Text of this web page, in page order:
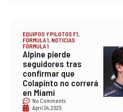
EQUIPOS Y PILOTOS F1,
FORMULA 1, NOTICIAS
FÓRMULA 1
Alpine pierde
seguidores tras
confirmar que
Colapinto no correrá
en Miami
No Comments
April 24, 2025